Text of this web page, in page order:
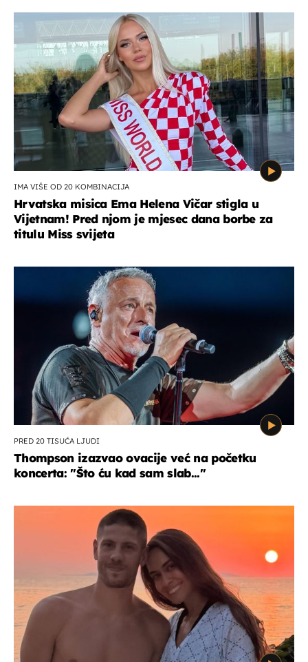
IMA VIŠE OD 20 KOMBINACIJA
Hrvatska misica Ema Helena Vičar stigla u
Vijetnam! Pred njom je mjesec dana borbe za
titulu Miss svijeta
PRED 20 TISUĆA LJUDI
Thompson izazvao ovacije već na početku
koncerta: "Što ću kad sam slab..."